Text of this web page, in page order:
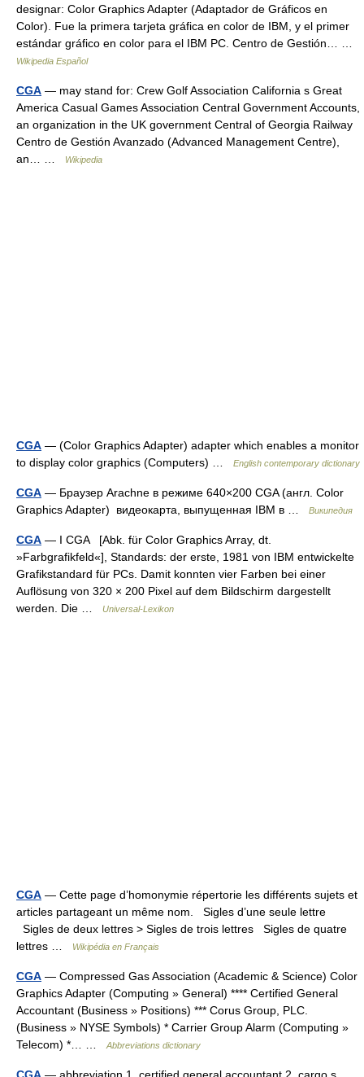
designar: Color Graphics Adapter (Adaptador de Gráficos en
Color). Fue la primera tarjeta gráfica en color de IBM, y el primer
estándar gráfico en color para el IBM PC. Centro de Gestión… …
Wikipedia Español
CGA — may stand for: Crew Golf Association California s Great
America Casual Games Association Central Government Accounts,
an organization in the UK government Central of Georgia Railway
Centro de Gestión Avanzado (Advanced Management Centre),
an… …
Wikipedia
CGA — (Color Graphics Adapter) adapter which enables a monitor
to display color graphics (Computers) …
English contemporary dictionary
CGA — Браузер Arachne в режиме 640×200 CGA (англ. Color
Graphics Adapter) видеокарта, выпущенная IBM в …
Википедия
CGA — I CGA [Abk. für Color Graphics Array, dt.
»Farbgrafikfeld«], Standards: der erste, 1981 von IBM entwickelte
Grafikstandard für PCs. Damit konnten vier Farben bei einer
Auflösung von 320 × 200 Pixel auf dem Bildschirm dargestellt
werden. Die …
Universal-Lexikon
CGA — Cette page d’homonymie répertorie les différents sujets et
articles partageant un même nom. Sigles d’une seule lettre
Sigles de deux lettres > Sigles de trois lettres Sigles de quatre
lettres …
Wikipédia en Français
CGA — Compressed Gas Association (Academic & Science) Color
Graphics Adapter (Computing » General) **** Certified General
Accountant (Business » Positions) *** Corus Group, PLC.
(Business » NYSE Symbols) * Carrier Group Alarm (Computing »
Telecom) *… …
Abbreviations dictionary